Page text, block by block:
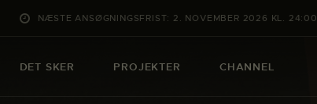
NÆSTE ANSØGNINGSFRIST: 2. NOVEMBER 2026 KL. 24:00
DET SKER PROJEKTER CHANNEL